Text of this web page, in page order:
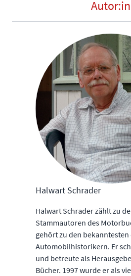
Autor:in
Halwart Schrader
Halwart Schrader zählt zu
Stammautoren des
gehört zu den bekanntesten
Automobilhistorikern. Er
und betreute als
Bücher. 1997 wurde er als